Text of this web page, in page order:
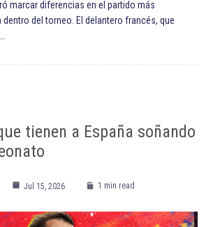
marcar diferencias en el partido más
dentro del torneo. El delantero francés, que
tienen a España soñando
Jul 15, 2026 1 min read